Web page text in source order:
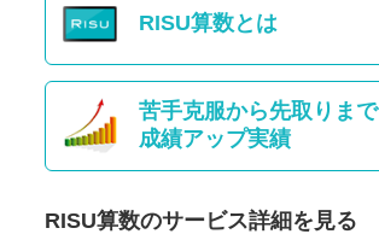
RISU算数とは
苦手克服から先取りまで
成績アップ実績
RISU算数のサービス詳細を見る